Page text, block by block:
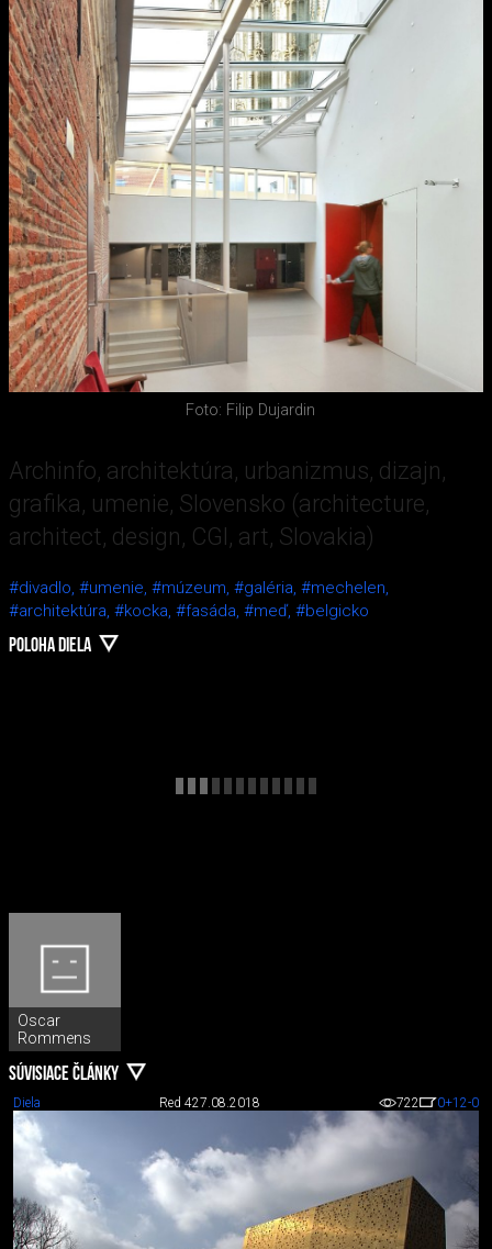
Foto: Filip Dujardin
Archinfo, architektúra, urbanizmus, dizajn,
grafika, umenie, Slovensko (architecture,
architect, design, CGI, art, Slovakia)
#divadlo, #umenie, #múzeum, #galéria, #mechelen,
#architektúra, #kocka, #fasáda, #meď, #belgicko
POLOHA DIELA
Oscar
Rommens
SÚVISIACE ČLÁNKY
Diela Red 427.08.2018 722 0+12-0